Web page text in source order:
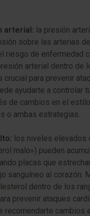
arterial: la presión
sobre las arterias
riesgo de enfermedad
arterial dentro de
crucial para prevenir
ayudarte a controlar
de cambios en el
o ambas estrategias.
los niveles elevados
malo») pueden
placas que
sanguíneo al corazón.
dentro de los
prevenir ataques
recomendarte cambios